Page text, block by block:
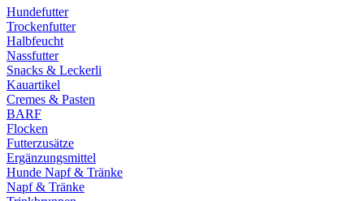
Hundefutter
Trockenfutter
Halbfeucht
Nassfutter
Snacks & Leckerli
Kauartikel
Cremes & Pasten
BARF
Flocken
Futterzusätze
Ergänzungsmittel
Hunde Napf & Tränke
Napf & Tränke